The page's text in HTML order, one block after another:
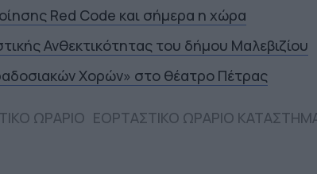
Red Code και σήμερα η χώρα
Ανθεκτικότητας του δήμου Μαλεβιζίου
Χορών» στο θέατρο Πέτρας
ΩΡΑΡΙΟ ΕΟΡΤΑΣΤΙΚΟ ΩΡΑΡΙΟ